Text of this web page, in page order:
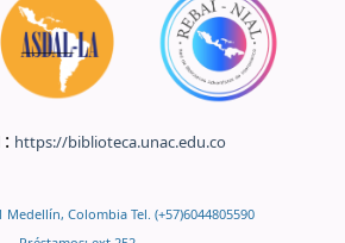
: https://biblioteca.unac.edu.co
Medellín, Colombia Tel. (+57)6044805590